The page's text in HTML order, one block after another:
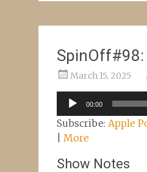
March 15, 2025
Audio
Player
00:00
Subscribe: Apple
More
Show Notes